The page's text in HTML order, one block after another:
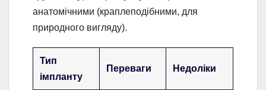
анатомічними (краплеподібними, для
природного вигляду).
Тип
імпланту
Переваги Недоліки